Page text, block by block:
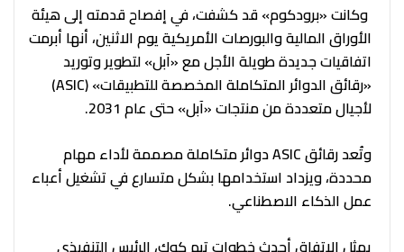
وكانت «برودكوم» قد كشفت، في إفصاح قدمته إلى هيئة
الأوراق المالية والبورصات الأمريكية يوم الاثنين، أنها أبرمت
اتفاقيات جديدة طويلة الأجل مع «آبل» لتطوير وتوريد
«رقائق الدوائر المتكاملة المخصصة للتطبيقات» (ASIC)
لأجيال متعددة من منتجات «آبل» حتى عام 2031.
وتُعد رقائق ASIC دوائر متكاملة مصممة لأداء مهام
محددة، ويزداد استخدامها بشكل متسارع في تشغيل أعباء
عمل الذكاء الاصطناعي.